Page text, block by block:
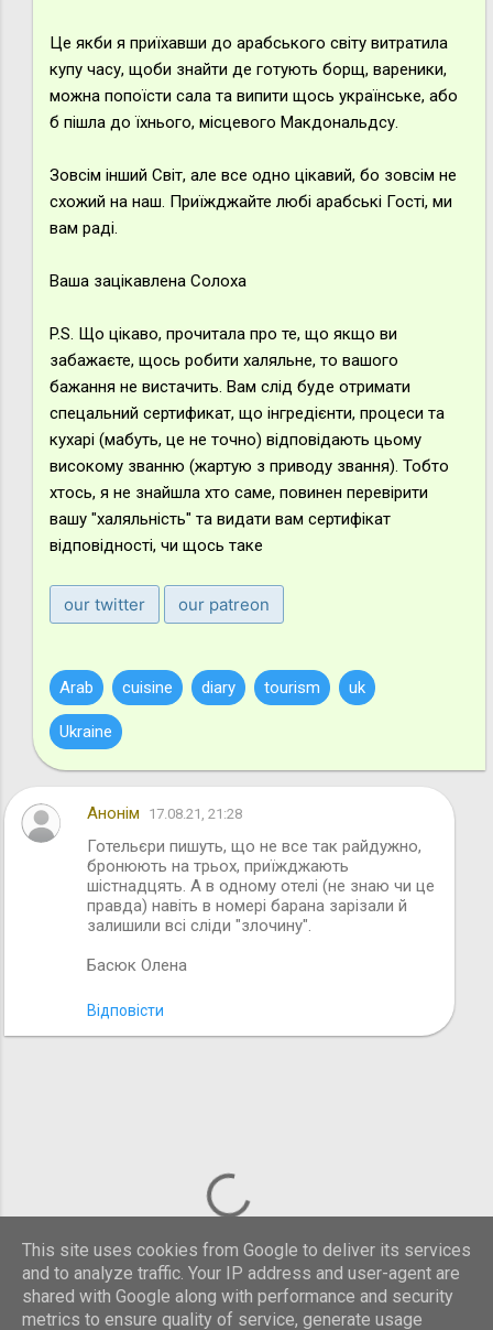
Це якби я приїхавши до арабського світу витратила
купу часу, щоби знайти де готують борщ, вареники,
можна попоїсти сала та випити щось українське, або
б пішла до їхнього, місцевого Макдональдсу.
Зовсім інший Світ, але все одно цікавий, бо зовсім не
схожий на наш. Приїжджайте любі арабські Гості, ми
вам раді.
Ваша зацікавлена Солоха
P.S. Що цікаво, прочитала про те, що якщо ви
забажаєте, щось робити халяльне, то вашого
бажання не вистачить. Вам слід буде отримати
спецальний сертификат, що інгредієнти, процеси та
кухарі (мабуть, це не точно) відповідають цьому
високому званню (жартую з приводу звання). Тобто
хтось, я не знайшла хто саме, повинен перевірити
вашу "халяльність" та видати вам сертифікат
відповідності, чи щось таке
our twitter our patreon
Arab cuisine diary tourism uk
Ukraine
Анонім 17.08.21, 21:28
Готельєри пишуть, що не все так райдужно,
бронюють на трьох, приїжджають
шістнадцять. А в одному отелі (не знаю чи це
правда) навіть в номері барана зарізали й
залишили всі сліди "злочину".
Басюк Олена
Відповісти
This site uses cookies from Google to deliver its services
and to analyze traffic. Your IP address and user-agent are
shared with Google along with performance and security
metrics to ensure quality of service, generate usage